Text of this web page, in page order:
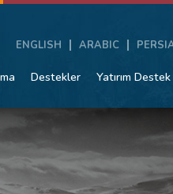
ENGLISH ARABIC
Destekler Yatırım